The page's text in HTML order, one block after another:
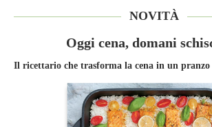
NOVITÀ
Oggi cena, domani
Il ricettario che trasforma la cena in un